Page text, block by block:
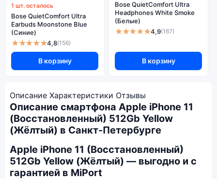
1 шт. осталось
Bose QuietComfort Ultra
Earbuds Moonstone Blue
(Синие)
★★★★★4,8(156)
В корзину
Bose QuietComfort Ultra
Headphones White Smoke
(Белые)
★★★★★4,9(167)
В корзину
Описание Характеристики Отзывы
Описание смартфона Apple iPhone 11
(Восстановленный) 512Gb Yellow
(Жёлтый) в Санкт-Петербурге
Apple iPhone 11 (Восстановленный)
512Gb Yellow (Жёлтый) — выгодно и с
гарантией в MiPort